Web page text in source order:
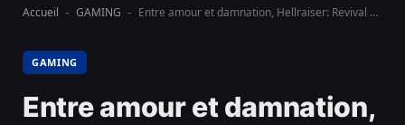
Accueil - GAMING - Entre amour et damnation, Hellraiser: Revival dévoile un trailer glaçant
GAMING
Entre amour et damnation,